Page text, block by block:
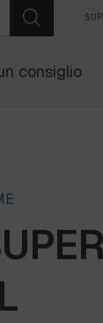
consiglio